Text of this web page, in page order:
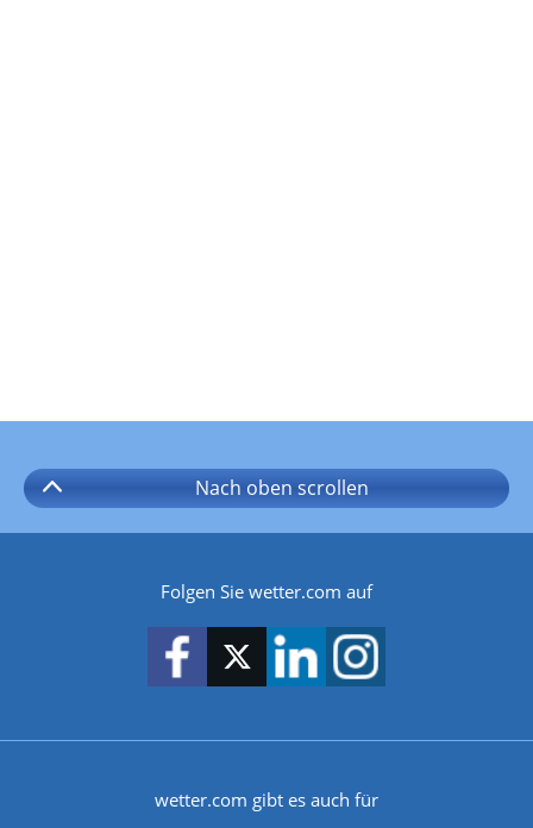
Nach oben scrollen
Folgen Sie wetter.com auf
wetter.com gibt es auch für